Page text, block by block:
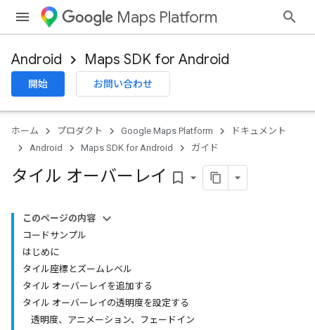
Maps Platform
Android Maps SDK for Android
開始 お問い合わせ
ホーム プロダクト Google Maps Platform
ドキュメント
Android
Maps SDK for Android ガイド
タイル オーバーレイ bookmark_border
このページの内容
コードサンプル
はじめに
タイル座標とズームレベル
タイル オーバーレイを追加する
タイル オーバーレイの透明度を設定する
透明度、アニメーション、フェードイン